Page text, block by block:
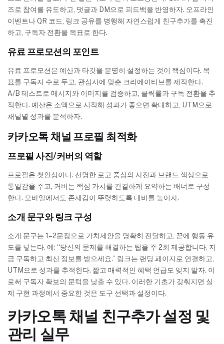
즈로 참여를 유도하고, 댓글과 DM으로 피드백을 반영하자. 오프라인
이벤트나 QR 코드, 링크 공유를 병행해 자연스럽게 친구추가를 촉진
하고, 구독자 전환을 목표로 한다.
유료 프로모션의 포인트
유료 프로모션은 예산과 타깃을 분명히 설정하는 것이 핵심이다. 목
표를 구독자 수로 두고, 관심사에 맞춘 크리에이티브를 제작한다.
A/B 테스트로 메시지와 이미지를 검증하고, 클릭률과 구독 전환을 추
적한다. 예산은 소액으로 시작해 성과가 좋으면 확대하고, UTM으로
채널별 성과를 분석하자.
카카오톡 채널 프로필 최적화
프로필 사진/커버의 역할
프로필은 첫인상이다. 선명한 로고 중심의 사진과 브랜드 색상으로
통일감을 주고, 커버는 핵심 가치를 간결하게 요약하는 배너로 구성
한다. 모바일에서도 존재감이 뚜렷하도록 대비를 높이자.
소개 문구와 링크 구성
소개 문구는 1–2문장으로 가치제안을 명확히 전달하고, 끝에 행동 유
도를 넣는다. 예: “당신의 문제를 해결하는 팁을 주 2회 제공합니다. 지
금 구독하고 최신 정보를 받으세요.” 링크는 랜딩 페이지로 연결하고,
UTM으로 성과를 추적한다. 짧고 매력적인 혜택 언급도 잊지 말자. 이
로써 구독자 확보의 문턱을 낮출 수 있다. 이러한 기초가 갖춰지면 실
제 구현 과정에서 중요한 것은 도구 선택과 설정이다.
카카오톡 채널 친구추가 설정 및
관리 실무